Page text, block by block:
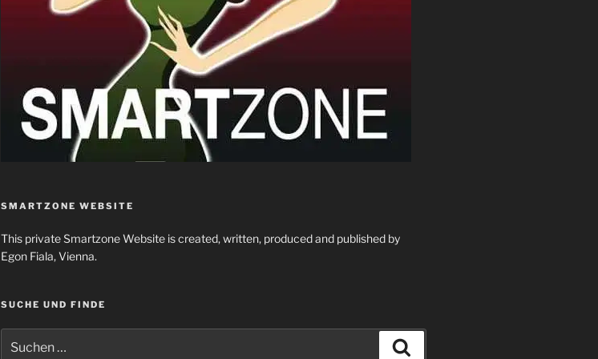
SMARTZONE WEBSITE
This private Smartzone Website is created, written, produced and published by
Egon Fiala, Vienna.
SUCHE UND FINDE
nach: